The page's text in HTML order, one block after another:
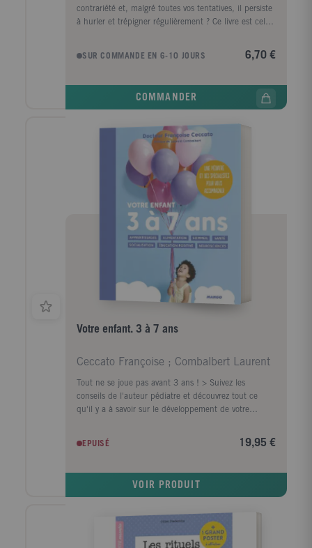
contrariété et, malgré toutes vos tentatives, il persiste
à hurler et trépigner régulièrement ? Ce livre est celui
crise. 7 solutions à mettre en place facilement pour
ramener l'harmonie et la confiance à la maison.
SUR COMMANDE EN 6-10 JOURS 6,70 €
COMMANDER
Votre enfant. 3 à 7 ans
Ceccato Françoise ; Combalbert Laurent
Tout ne se joue pas avant 3 ans ! > Suivez les
conseils de l'auteur pédiatre et découvrez tout ce
qu'il y a à savoir sur le développement de votre
neurosciences, ce livre très complet répondra à toutes
vos questions : apprentissages, socialisation, sommeil,
d'avis d'experts de l'éducation et de la santé :
psychomotriciens, orthophonistes... pour vivre
pleinement votre rôle de parent. > Découvrez une
approche bienveillante, basée sur l'expérience et le
EPUISÉ 19,95 €
VOIR PRODUIT